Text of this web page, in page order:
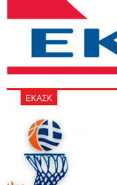
ΕΚΑΣΚ